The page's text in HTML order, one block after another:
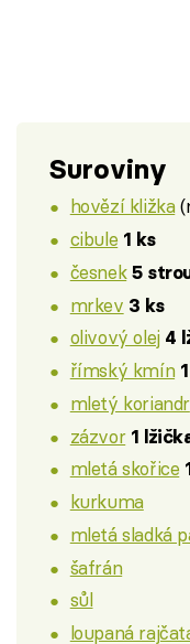
Suroviny
hovězí kližka
cibule 1 ks
česnek 5
mrkev 3 ks
olivový olej 4
římský kmín
mletý koriandr
zázvor 1
mletá skořice
kurkuma
mletá sladká
šafrán
sůl
loupaná